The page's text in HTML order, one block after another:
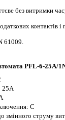
без витримки
контактів і
61009.
PFL-6-25A/
25А
C
змінного струму